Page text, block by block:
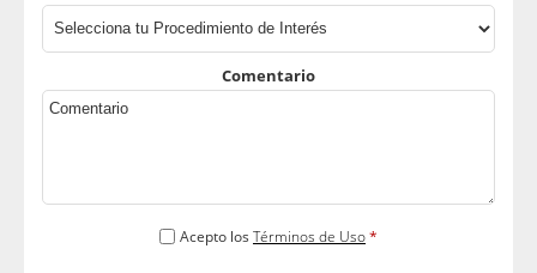
Comentario
*
Acepto los Términos de Uso*